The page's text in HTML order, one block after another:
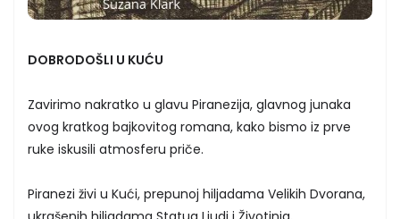
DOBRODOŠLI U KUĆU
Zavirimo nakratko u glavu Piranezija, glavnog junaka
ovog kratkog bajkovitog romana, kako bismo iz prve
ruke iskusili atmosferu priče.
Piranezi živi u Kući, prepunoj hiljadama Velikih Dvorana,